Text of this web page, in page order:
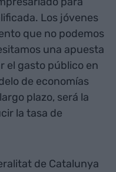
Los jóvenes
que no podemos
una apuesta
el gasto público en
de economías
plazo, será la
la tasa de
de Catalunya